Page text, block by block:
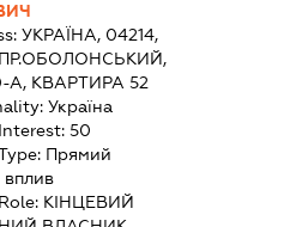
УКРАЇНА, 04214,
ПР.ОБОЛОНСЬКИЙ,
КВАРТИРА 52
Україна
50
Прямий
вплив
КІНЦЕВИЙ